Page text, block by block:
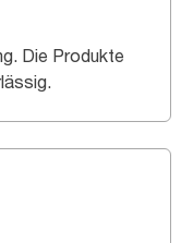
Die Produkte